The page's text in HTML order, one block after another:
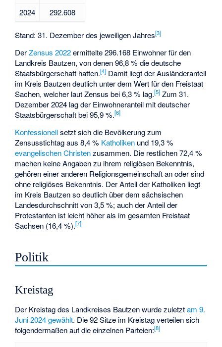
2024
292.608
Stand: 31. Dezember des jeweiligen Jahres[3]
DerZensus 2022ermittelte 296.168 Einwohner für den
Landkreis Bautzen, von denen 96,8 % die deutsche
Staatsbürgerschaft hatten.[4] Damit liegt der Ausländeranteil
im Kreis Bautzen deutlich unter dem Wert für den Freistaat
Sachen, welcher laut Zensus bei 6,3 % lag.[5] Zum 31.
Dezember 2024 lag der Einwohneranteil mit deutscher
Staatsbürgerschaft bei 95,9 %.[6]
Konfessionellsetzt sich die Bevölkerung zum
Zensusstichtag aus 8,4 % Katholiken und 19,3 %
evangelischen Christenzusammen. Die restlichen 72,4 %
machen keine Angaben zu ihrem religiösen Bekenntnis,
gehören einer anderen Religionsgemeinschaft an oder sind
ohne religiöses Bekenntnis. Der Anteil der Katholiken liegt
im Kreis Bautzen so deutlich über dem sächsischen
Landesdurchschnitt von 3,5 %; auch der Anteil der
Protestanten ist leicht höher als im gesamten Freistaat
Sachsen (16,4 %).[7]
Politik
Kreistag
Der Kreistag des Landkreises Bautzen wurde zuletztam 9.
Juni 2024 gewählt. Die 92 Sitze im Kreistag verteilen sich
folgendermaßen auf die einzelnen Parteien:[8]